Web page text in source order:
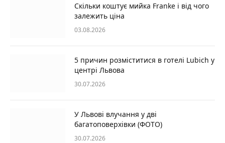
Скільки коштує мийка Franke і від чого
залежить ціна
03.08.2026
5 причин розміститися в готелі Lubich у
центрі Львова
30.07.2026
У Львові влучання у дві
багатоповерхівки (ФОТО)
30.07.2026